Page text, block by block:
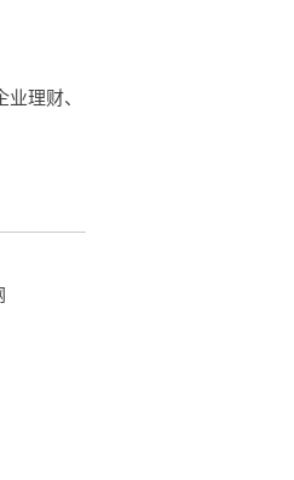
理财、